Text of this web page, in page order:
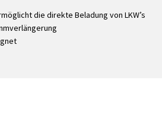
die direkte Beladung von LKW’s